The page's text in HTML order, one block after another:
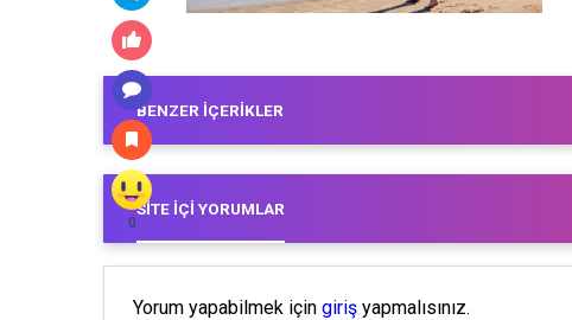
0
BENZER İÇERIKLER
SITE İÇI YORUMLAR
Yorum yapabilmek için giriş yapmalısınız.